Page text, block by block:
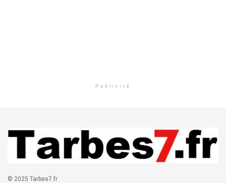
Publicité
© 2025 Tarbes7.fr